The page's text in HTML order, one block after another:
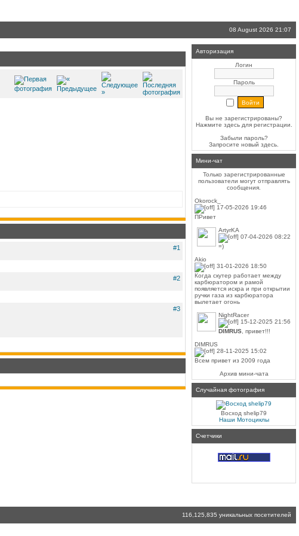
08 August 2026 21:07
#1
#2
#3
Авторизация
Логин
Пароль
Вы не зарегистрированы?
Нажмите здесьдля регистрации.
Забыли пароль?
Запросите новый здесь.
Мини-чат
Только зарегистрированные
пользователи могут отправлять
сообщения.
Okorock_
17-05-2026 19:46
ПРивет
ArtyrKA
07-04-2026 08:22
=)
Akio
31-01-2026 18:50
Когда скутер работает между
карбюратором и рамой
появляется искра и при открытии
ручки газа из карбюратора
вылетает огонь
NightRacer
15-12-2025 21:56
DIMRUS , привет!!!
DIMRUS
28-11-2025 15:02
Всем привет из 2009 года
Архив мини-чата
Случайная фотография
Восход shelip79
Наши Мотоциклы
Счетчики
116,125,835 уникальных посетителей